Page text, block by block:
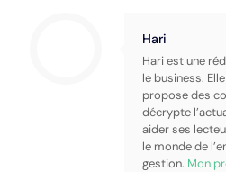
Hari
Hari est une
le business.
propose des
décrypte
aider ses
le monde de
gestion. Mon